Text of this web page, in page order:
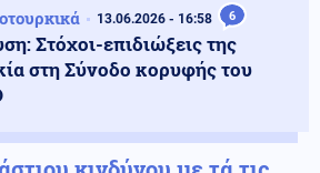
13.06.2026 - 16:58 6
Στόχοι-επιδιώξεις της
στη Σύνοδο κορυφής του